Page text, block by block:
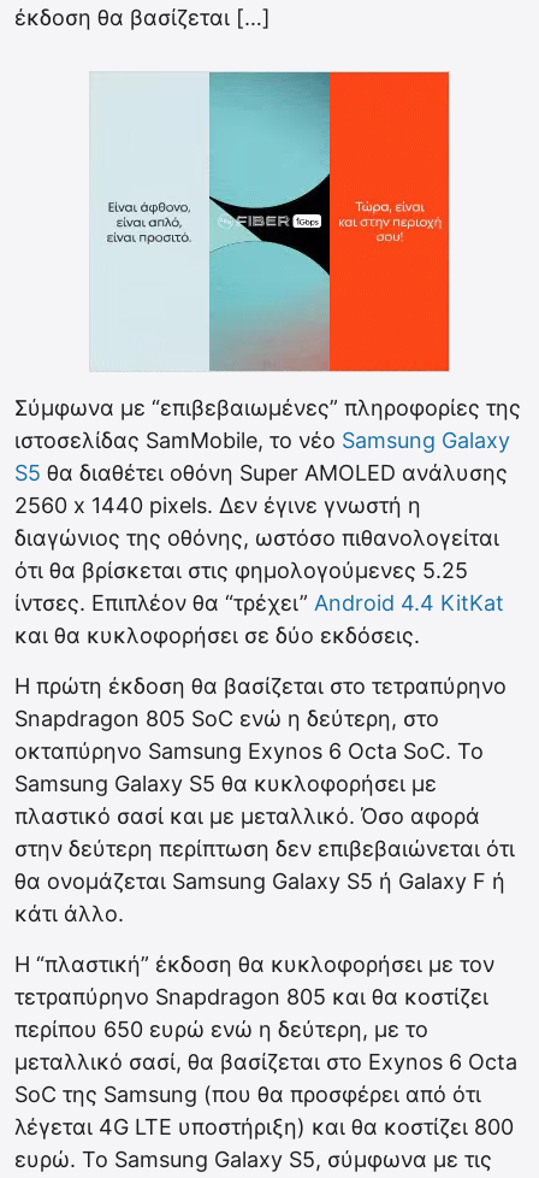
έκδοση θα βασίζεται […]
Σύμφωνα με “επιβεβαιωμένες” πληροφορίες της
ιστοσελίδας SamMobile, το νέο Samsung Galaxy
S5 θα διαθέτει οθόνη Super AMOLED ανάλυσης
2560 x 1440 pixels. Δεν έγινε γνωστή η
διαγώνιος της οθόνης, ωστόσο πιθανολογείται
ότι θα βρίσκεται στις φημολογούμενες 5.25
ίντσες. Επιπλέον θα “τρέχει” Android 4.4 KitKat
και θα κυκλοφορήσει σε δύο εκδόσεις.
Η πρώτη έκδοση θα βασίζεται στο τετραπύρηνο
Snapdragon 805 SoC ενώ η δεύτερη, στο
οκταπύρηνο Samsung Exynos 6 Octa SoC. Το
Samsung Galaxy S5 θα κυκλοφορήσει με
πλαστικό σασί και με μεταλλικό. Όσο αφορά
στην δεύτερη περίπτωση δεν επιβεβαιώνεται ότι
θα ονομάζεται Samsung Galaxy S5 ή Galaxy F ή
κάτι άλλο.
Η “πλαστική” έκδοση θα κυκλοφορήσει με τον
τετραπύρηνο Snapdragon 805 και θα κοστίζει
περίπου 650 ευρώ ενώ η δεύτερη, με το
μεταλλικό σασί, θα βασίζεται στο Exynos 6 Octa
SoC της Samsung (που θα προσφέρει από ότι
λέγεται 4G LTE υποστήριξη) και θα κοστίζει 800
ευρώ. Το Samsung Galaxy S5, σύμφωνα με τις